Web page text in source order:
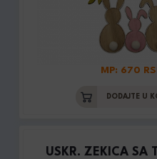
MP: 670
DODAJTE U
USKR. ZEKICA SA